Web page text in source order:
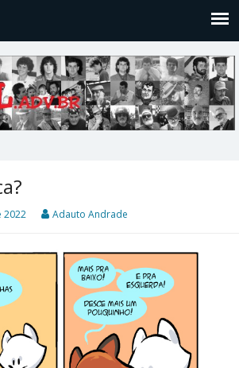
2022 Adauto Andrade